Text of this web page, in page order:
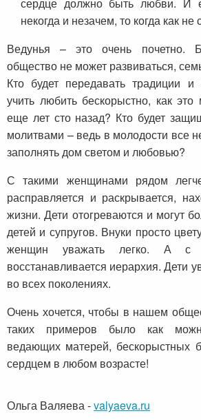
сердце должно быть любви. И
некогда и незачем, то когда как не
Ведунья – это очень почетно.
общество не может развиваться,
Кто будет передавать традиции и
учить любить бескорыстно, как
еще лет сто назад? Кто будет
молитвами – ведь в молодости все
заполнять дом светом и любовью?
С такими женщинами рядом
расправляется и раскрывается,
жизни. Дети отогреваются и могут
детей и супругов. Внуки просто
женщин уважать легко. А с
восстанавливается иерархия. Дети
во всех поколениях.
Очень хочется, чтобы в нашем
таких примеров было как
ведающих матерей, бескорыстных
сердцем в любом возрасте!
Ольга Валяева-valyaeva.ru